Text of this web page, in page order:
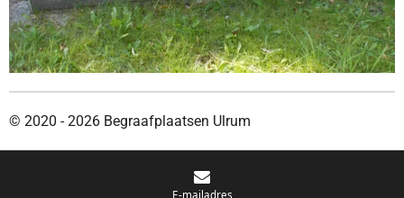
© 2020 - 2026 Begraafplaatsen Ulrum
E-mailadres